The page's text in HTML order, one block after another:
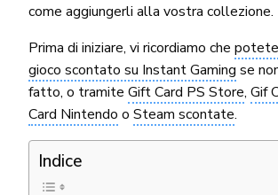
come aggiungerli alla vostra collezione.
Prima di iniziare, vi ricordiamo che
gioco scontato su Instant Gaming se
fatto, o tramiteGift Card PS Store,Gif
Card Nintendo oSteam scontate.
Indice